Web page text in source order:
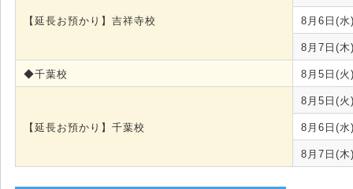
【延長お預かり】吉祥寺校 8月6日(水
8月7日(木
◆千葉校 8月5日(
【延長お預かり】千葉校
8月5日(火
8月6日(水
8月7日(木